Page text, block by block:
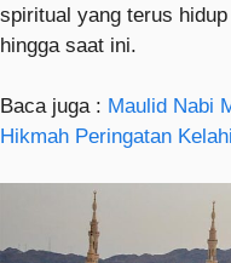
spiritual yang terus
hingga saat ini.
Baca juga : Maulid Nabi
Hikmah Peringatan